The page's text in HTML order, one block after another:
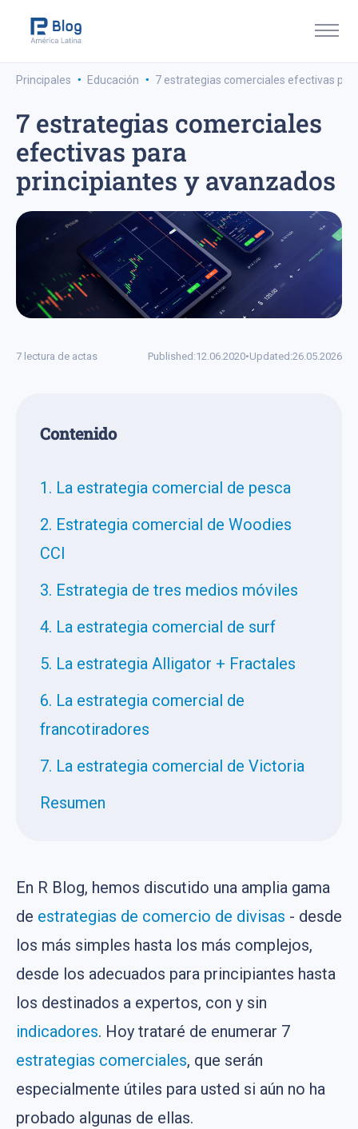
Principales · Educación · 7 estrategias comerciales efectivas
7 estrategias comerciales
efectivas para
principiantes y avanzados
7 lectura de actas Published:12.06.2020•Updated:26.05.2026
Сontenido
1. La estrategia comercial de pesca
2. Estrategia comercial de Woodies
CCI
3. Estrategia de tres medios móviles
4. La estrategia comercial de surf
5. La estrategia Alligator + Fractales
6. La estrategia comercial de
francotiradores
7. La estrategia comercial de Victoria
Resumen
En R Blog, hemos discutido una amplia gama
de estrategias de comercio de divisas - desde
los más simples hasta los más complejos,
desde los adecuados para principiantes hasta
los destinados a expertos, con y sin
indicadores. Hoy trataré de enumerar 7
estrategias comerciales, que serán
especialmente útiles para usted si aún no ha
probado algunas de ellas.